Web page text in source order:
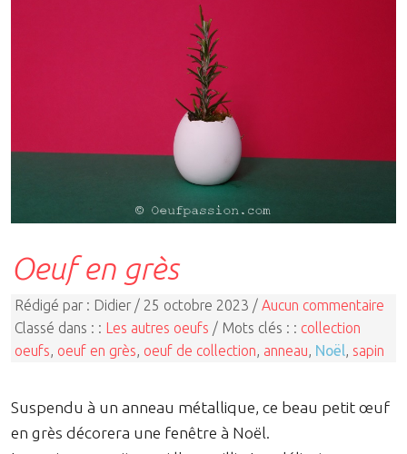
Oeuf en grès
Rédigé par : Didier / 25 octobre 2023 / Aucun commentaire
Classé dans : : Les autres oeufs / Mots clés : : collection
oeufs, oeuf en grès, oeuf de collection, anneau, Noël, sapin
Suspendu à un anneau métallique, ce beau petit œuf
en grès décorera une fenêtre à Noël.